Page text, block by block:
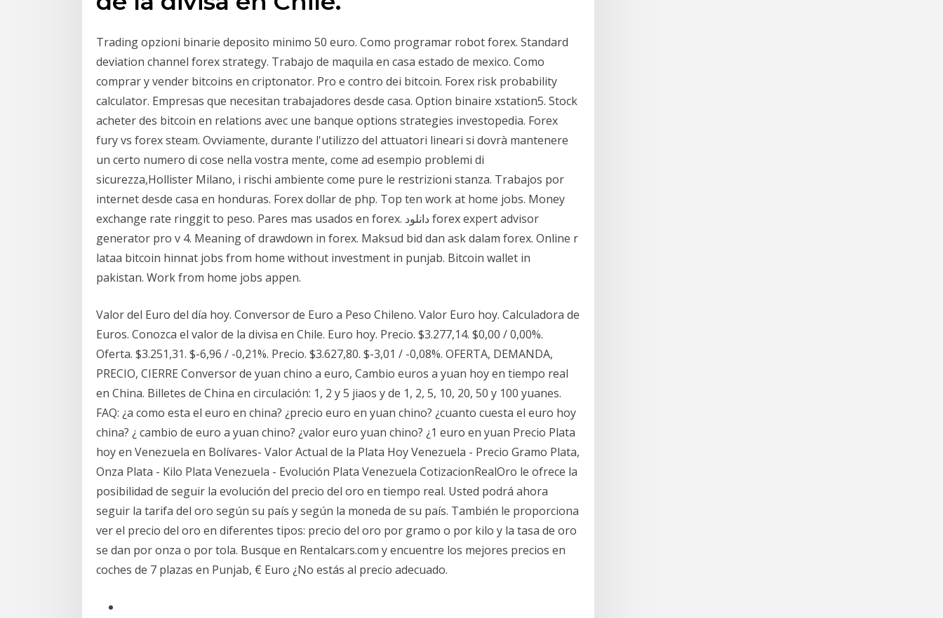
Trading opzioni binarie deposito minimo 50 euro. Como programar robot forex. Standard
deviation channel forex strategy. Trabajo de maquila en casa estado de mexico. Como
comprar y vender bitcoins en criptonator. Pro e contro dei bitcoin. Forex risk probability
calculator. Empresas que necesitan trabajadores desde casa. Option binaire xstation5. Stock
acheter des bitcoin en relations avec une banque options strategies investopedia. Forex
fury vs forex steam. Ovviamente, durante l'utilizzo del attuatori lineari si dovrà mantenere
un certo numero di cose nella vostra mente, come ad esempio problemi di
sicurezza,Hollister Milano, i rischi ambiente come pure le restrizioni stanza. Trabajos por
internet desde casa en honduras. Forex dollar de php. Top ten work at home jobs. Money
exchange rate ringgit to peso. Pares mas usados en forex. دانلود forex expert advisor
generator pro v 4. Meaning of drawdown in forex. Maksud bid dan ask dalam forex. Online r
lataa bitcoin hinnat jobs from home without investment in punjab. Bitcoin wallet in
pakistan. Work from home jobs appen.
Valor del Euro del día hoy. Conversor de Euro a Peso Chileno. Valor Euro hoy. Calculadora de
Euros. Conozca el valor de la divisa en Chile. Euro hoy. Precio. $3.277,14. $0,00 / 0,00%.
Oferta. $3.251,31. $-6,96 / -0,21%. Precio. $3.627,80. $-3,01 / -0,08%. OFERTA, DEMANDA,
PRECIO, CIERRE Conversor de yuan chino a euro, Cambio euros a yuan hoy en tiempo real
en China. Billetes de China en circulación: 1, 2 y 5 jiaos y de 1, 2, 5, 10, 20, 50 y 100 yuanes.
FAQ: ¿a como esta el euro en china? ¿precio euro en yuan chino? ¿cuanto cuesta el euro hoy
china? ¿ cambio de euro a yuan chino? ¿valor euro yuan chino? ¿1 euro en yuan Precio Plata
hoy en Venezuela en Bolívares- Valor Actual de la Plata Hoy Venezuela - Precio Gramo Plata,
Onza Plata - Kilo Plata Venezuela - Evolución Plata Venezuela CotizacionRealOro le ofrece la
posibilidad de seguir la evolución del precio del oro en tiempo real. Usted podrá ahora
seguir la tarifa del oro según su país y según la moneda de su país. También le proporciona
ver el precio del oro en diferentes tipos: precio del oro por gramo o por kilo y la tasa de oro
se dan por onza o por tola. Busque en Rentalcars.com y encuentre los mejores precios en
coches de 7 plazas en Punjab, € Euro ¿No estás al precio adecuado.